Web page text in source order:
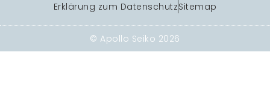
Erklärung zum DatenschutzSitemap
© Apollo Seiko 2026